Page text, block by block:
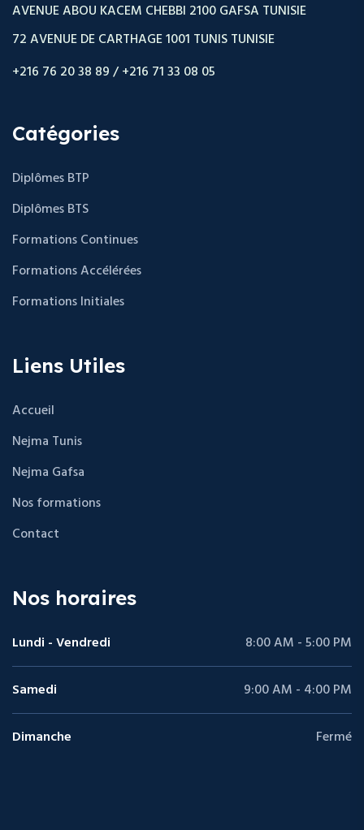
AVENUE ABOU KACEM CHEBBI 2100 GAFSA TUNISIE
72 AVENUE DE CARTHAGE 1001 TUNIS TUNISIE
+216 76 20 38 89 / +216 71 33 08 05
Catégories
Diplômes BTP
Diplômes BTS
Formations Continues
Formations Accélérées
Formations Initiales
Liens Utiles
Accueil
Nejma Tunis
Nejma Gafsa
Nos formations
Contact
Nos horaires
Lundi - Vendredi 8:00 AM - 5:00 PM
Samedi 9:00 AM - 4:00 PM
Dimanche Fermé